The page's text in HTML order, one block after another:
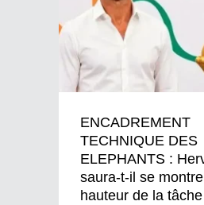
ENCADREMENT
TECHNIQUE DES
ELEPHANTS :
saura-t-il se
hauteur de la